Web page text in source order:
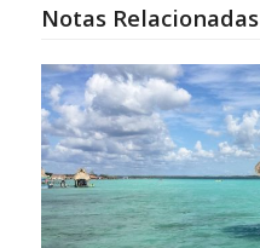
Notas Relacionadas